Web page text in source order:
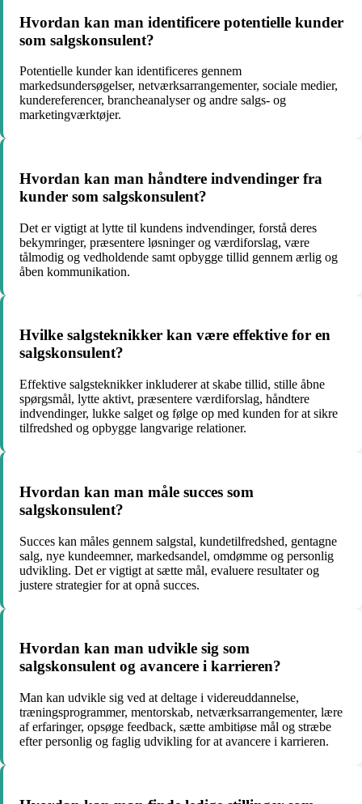
Hvordan kan man identificere potentielle kunder
som salgskonsulent?
Potentielle kunder kan identificeres gennem
markedsundersøgelser, netværksarrangementer, sociale medier,
kundereferencer, brancheanalyser og andre salgs- og
marketingværktøjer.
Hvordan kan man håndtere indvendinger fra
kunder som salgskonsulent?
Det er vigtigt at lytte til kundens indvendinger, forstå deres
bekymringer, præsentere løsninger og værdiforslag, være
tålmodig og vedholdende samt opbygge tillid gennem ærlig og
åben kommunikation.
Hvilke salgsteknikker kan være effektive for en
salgskonsulent?
Effektive salgsteknikker inkluderer at skabe tillid, stille åbne
spørgsmål, lytte aktivt, præsentere værdiforslag, håndtere
indvendinger, lukke salget og følge op med kunden for at sikre
tilfredshed og opbygge langvarige relationer.
Hvordan kan man måle succes som
salgskonsulent?
Succes kan måles gennem salgstal, kundetilfredshed, gentagne
salg, nye kundeemner, markedsandel, omdømme og personlig
udvikling. Det er vigtigt at sætte mål, evaluere resultater og
justere strategier for at opnå succes.
Hvordan kan man udvikle sig som
salgskonsulent og avancere i karrieren?
Man kan udvikle sig ved at deltage i videreuddannelse,
træningsprogrammer, mentorskab, netværksarrangementer, lære
af erfaringer, opsøge feedback, sætte ambitiøse mål og stræbe
efter personlig og faglig udvikling for at avancere i karrieren.